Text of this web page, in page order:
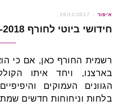
איפור 26/12/2017
חידושי ביוטי לחורף 2017-2018
רשמית החורף כאן, אם כי
בארצנו, ויחד איתו
הגוונים העמוקים
בלחות וניחוחות חדשים